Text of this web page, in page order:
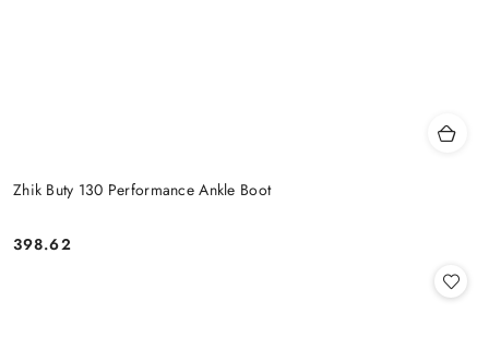
Zhik Buty 130 Performance Ankle Boot
Cena:
398.62